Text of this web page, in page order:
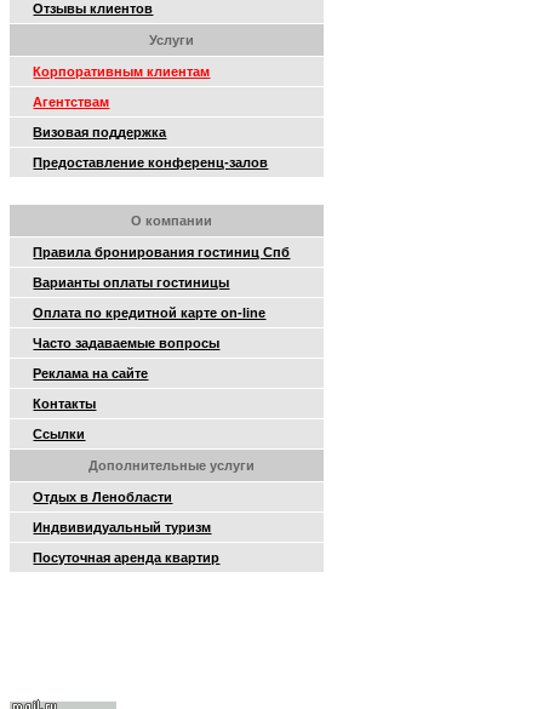
Отзывы клиентов
Услуги
Корпоративным клиентам
Агентствам
Визовая поддержка
Предоставление конференц-залов
О компании
Правила бронирования гостиниц Спб
Варианты оплаты гостиницы
Оплата по кредитной карте on-line
Часто задаваемые вопросы
Реклама на сайте
Контакты
Ссылки
Дополнительные услуги
Отдых в Ленобласти
Индвивидуальный туризм
Посуточная аренда квартир